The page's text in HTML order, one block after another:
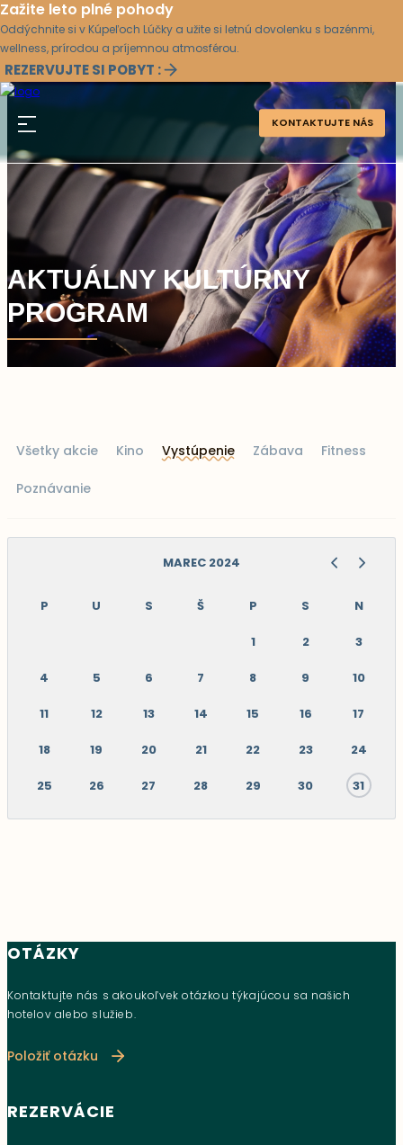
Zažite leto plné pohody
Oddýchnite si v Kúpeľoch Lúčky a užite si letnú dovolenku s bazénmi,
wellness, prírodou a príjemnou atmosférou.
REZERVUJTE SI POBYT :
KONTAKTUJTE NÁS
AKTUÁLNY KULTÚRNY
PROGRAM
Všetky akcie Kino Vystúpenie Zábava Fitness
Poznávanie
MAREC 2024
P U S Š P S N
1 2 3
4 5 6 7 8 9 10
11 12 13 14 15 16 17
18 19 20 21 22 23 24
25 26 27 28 29 30 31
OTÁZKY
Kontaktujte nás s akoukoľvek otázkou týkajúcou sa našich
hotelov alebo služieb.
Položiť otázku
REZERVÁCIE